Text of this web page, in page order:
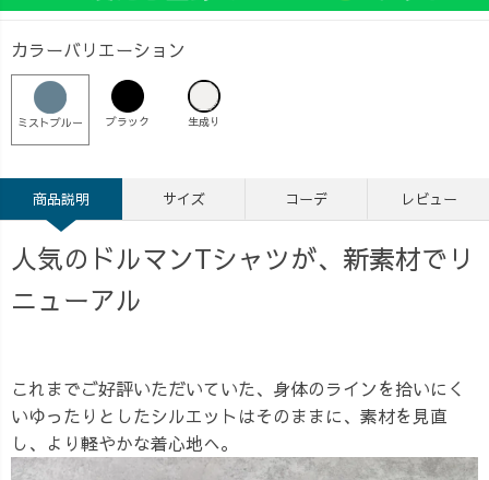
カラーバリエーション
ミストブルー ブラック 生成り
商品説明 サイズ コーデ レビュー
人気のドルマンTシャツが、新素材でリ
ニューアル
これまでご好評いただいていた、身体のラインを拾いにく
いゆったりとしたシルエットはそのままに、素材を見直
し、より軽やかな着心地へ。